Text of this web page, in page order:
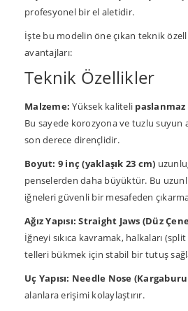
profesyonel bir el aletidir.
İşte bu modelin öne çıkan teknik
avantajları:
Teknik Özellikler
Malzeme: Yüksek kaliteli
Bu sayede korozyona ve tuzlu suyun
son derece dirençlidir.
Boyut: 9 inç (yaklaşık 23 cm)
penselerden daha büyüktür. Bu
iğneleri güvenli bir mesafeden
Ağız Yapısı: Straight Jaws (Düz
İğneyi sıkıca kavramak, halkaları
telleri bükmek için stabil bir tutuş
Uç Yapısı: Needle Nose
alanlara erişimi kolaylaştırır.